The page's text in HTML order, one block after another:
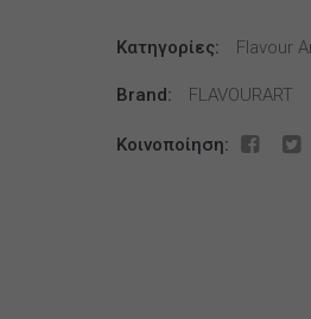
COOKIE
&
ΣΠΙΤΙΚΑ
Κατηγορίες: Flavour
Brand: FLAVOURART
Κοινοποίηση: